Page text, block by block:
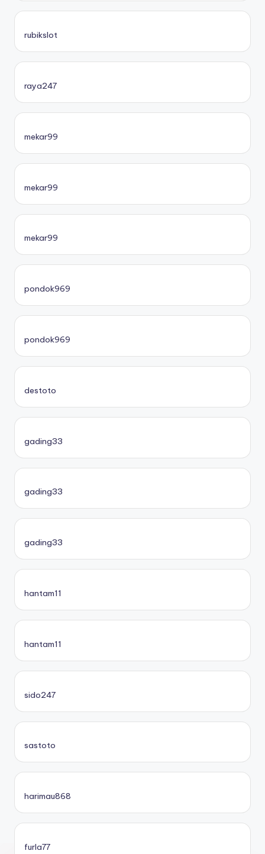
rubikslot
raya247
mekar99
mekar99
mekar99
pondok969
pondok969
destoto
gading33
gading33
gading33
hantam11
hantam11
sido247
sastoto
harimau868
furla77